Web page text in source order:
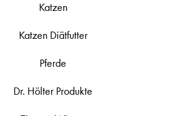
Katzen
Katzen Diätfutter
Pferde
Dr. Hölter Produkte